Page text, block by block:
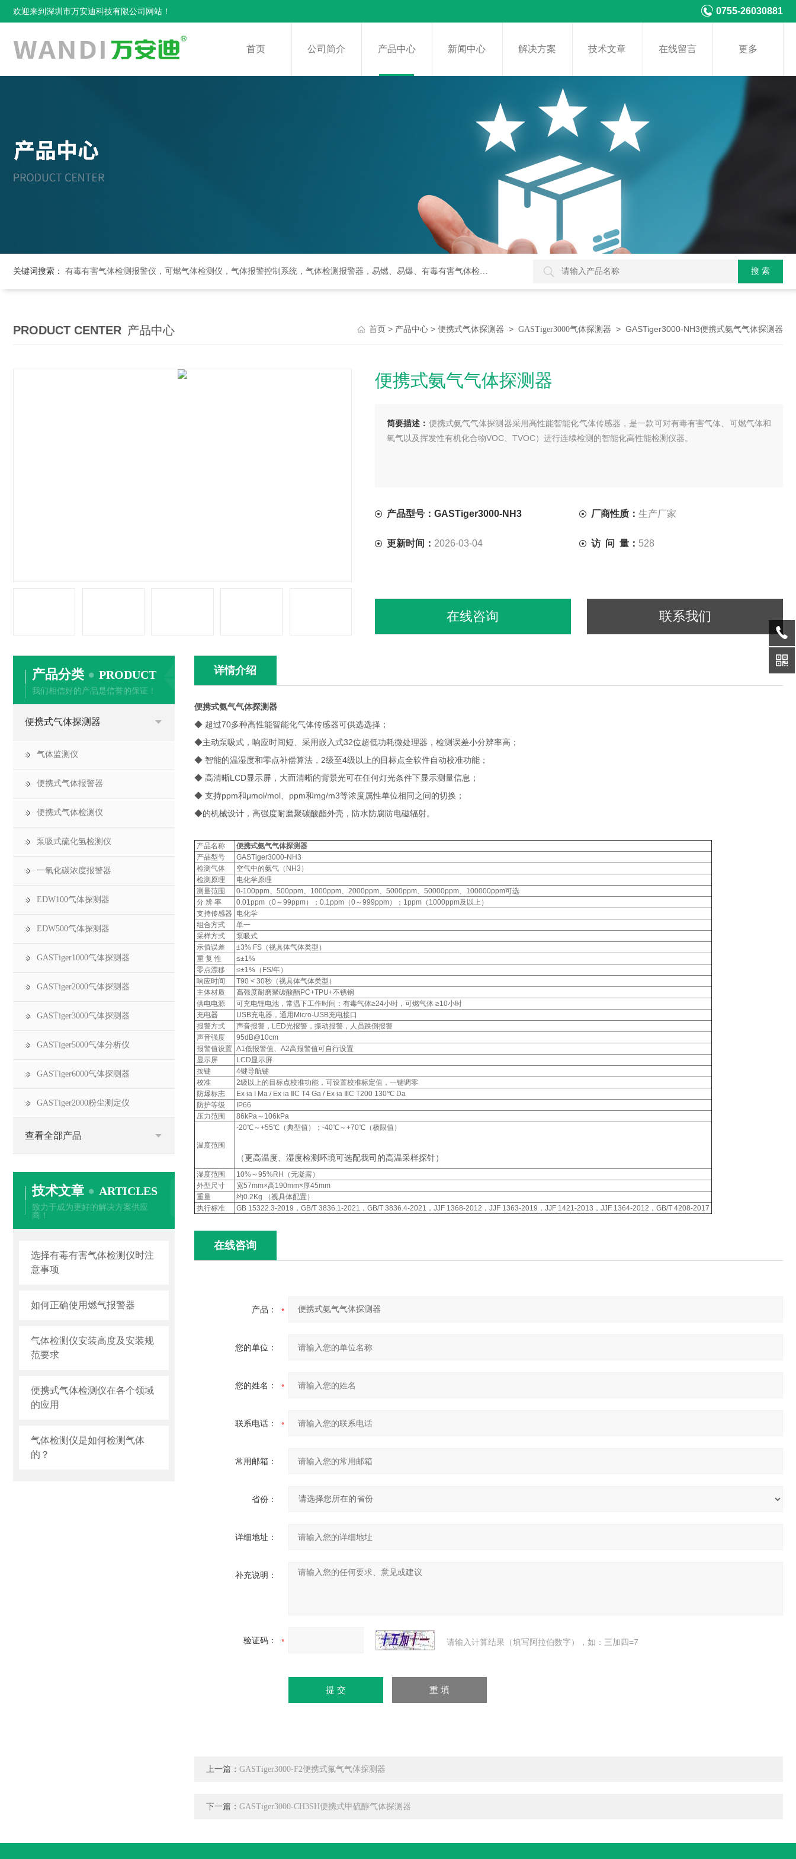
欢迎来到深圳市万安迪科技有限公司网站！ 0755-26030881
首页 公司简介 产品中心 新闻中心 解决方案 技术文章 在线留言 更多
关键词搜索： 有毒有害气体检测报警仪，可燃气体检测仪，气体报警控制系统，气体检测报警器，易燃、易爆、有毒有害气体检测报警设备、环境监测分析仪器
PRODUCT CENTER 产品中心 首页 > 产品中心 > 便携式气体探测器 > GASTiger3000气体探测器 > GASTiger3000-NH3便携式氨气气体探测器
便携式氨气气体探测器
简要描述： 便携式氨气气体探测器采用高性能智能化气体传感器，是一款可对有毒有害气体、可燃气体和
氧气以及挥发性有机化合物VOC、TVOC）进行连续检测的智能化高性能检测仪器。
产品型号：GASTiger3000-NH3 厂商性质： 生产厂家
更新时间： 2026-03-04 访 问 量： 528
在线咨询 联系我们
详情介绍
便携式氨气气体探测器
◆ 超过70多种高性能智能化气体传感器可供选选择；
◆主动泵吸式，响应时间短、采用嵌入式32位超低功耗微处理器，检测误差小分辨率高；
◆ 智能的温湿度和零点补偿算法，2级至4级以上的目标点全软件自动校准功能；
◆ 高清晰LCD显示屏，大而清晰的背景光可在任何灯光条件下显示测量信息；
◆ 支持ppm和μmol/mol、ppm和mg/m3等浓度属性单位相同之间的切换；
◆的机械设计，高强度耐磨聚碳酸酯外壳，防水防腐防电磁辐射。
产品名称
便携式氨气气体探测器
产品型号
GASTiger3000-NH3
检测气体
空气中的氨气（NH3）
检测原理
电化学原理
测量范围
0-100ppm、500ppm、1000ppm、2000ppm、5000ppm、50000ppm、100000ppm可选
分 辨 率
0.01ppm（0～99ppm）；0.1ppm（0～999ppm）；1ppm（1000ppm及以上）
支持传感器
电化学
组合方式
单一
采样方式
泵吸式
示值误差
±3% FS（视具体气体类型）
重 复 性
≤±1%
零点漂移
≤±1%（FS/年）
响应时间
T90 < 30秒（视具体气体类型）
主体材质
高强度耐磨聚碳酸酯PC+TPU+不锈钢
供电电源
可充电锂电池，常温下工作时间：有毒气体≥24小时，可燃气体 ≥10小时
充电器
USB充电器，通用Micro-USB充电接口
报警方式
声音报警，LED光报警，振动报警，人员跌倒报警
声音强度
95dB@10cm
报警值设置 A1低报警值、A2高报警值可自行设置
显示屏
LCD显示屏
按键
4键导航键
校准
2级以上的目标点校准功能，可设置校准标定值，一键调零
防爆标志
Ex ia I Ma / Ex ia ⅡC T4 Ga / Ex ia ⅢC T200 130℃ Da
防护等级
IP66
压力范围
86kPa～106kPa
温度范围
-20℃～+55℃（典型值）；-40℃～+70℃（极限值）
（更高温度、湿度检测环境可选配我司的高温采样探针）
湿度范围
10%～95%RH（无凝露）
外型尺寸
宽57mm×高190mm×厚45mm
重量
约0.2Kg （视具体配置）
执行标准
GB 15322.3-2019，GB/T 3836.1-2021，GB/T 3836.4-2021，JJF 1368-2012，JJF 1363-2019，JJF 1421-2013，JJF 1364-2012，GB/T 4208-2017
在线咨询
产品：
您的单位：
您的姓名：
联系电话：
常用邮箱：
省份：
详细地址：
补充说明：
验证码： 请输入计算结果（填写阿拉伯数字），如：三加四=7
上一篇： GASTiger3000-F2便携式氟气气体探测器
下一篇： GASTiger3000-CH3SH便携式甲硫醇气体探测器
产品分类 PRODUCT
我们相信好的产品是信誉的保证！
便携式气体探测器
气体监测仪
便携式气体报警器
便携式气体检测仪
泵吸式硫化氢检测仪
一氧化碳浓度报警器
EDW100气体探测器
EDW500气体探测器
GASTiger1000气体探测器
GASTiger2000气体探测器
GASTiger3000气体探测器
GASTiger5000气体分析仪
GASTiger6000气体探测器
GASTiger2000粉尘测定仪
查看全部产品
技术文章 ARTICLES
致力于成为更好的解决方案供应
商！
选择有毒有害气体检测仪时注
意事项
如何正确使用燃气报警器
气体检测仪安装高度及安装规
范要求
便携式气体检测仪在各个领域
的应用
气体检测仪是如何检测气体
的？